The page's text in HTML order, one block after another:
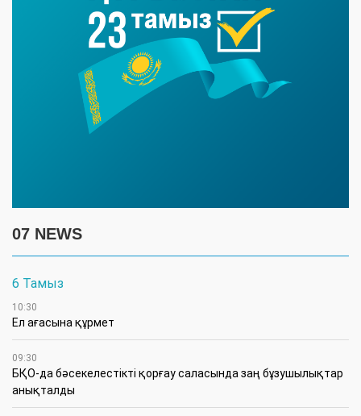
07 NEWS
6 Тамыз
10:30
Ел ағасына құрмет
09:30
БҚО-да бәсекелестікті қорғау саласында заң бұзушылықтар
анықталды